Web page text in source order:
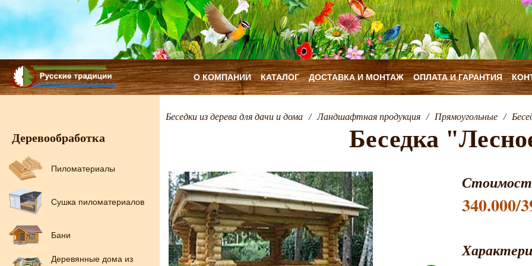
О КОМПАНИИ ДОСТАВКА И МОНТАЖ ОПЛАТА И ГАРАНТИЯ
КАТАЛОГ
Деревообработка
Пиломатериалы
Сушка пиломатериалов
Бани
Деревянные дома из
Беседки из дерева для дачи и дома / Ландшафтная продукция / Прямоугольные /
Беседка
340.000/